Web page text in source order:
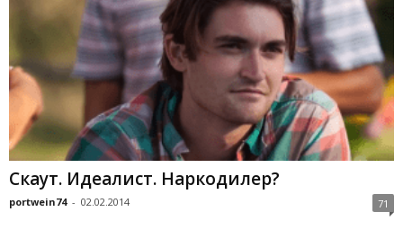
Скаут. Идеалист. Наркодилер?
portwein74 - 02.02.2014 71